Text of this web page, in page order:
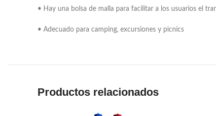
• Hay una bolsa de malla para facilitar a los usuarios el
• Adecuado para camping, excursiones y picnics
Productos relacionados